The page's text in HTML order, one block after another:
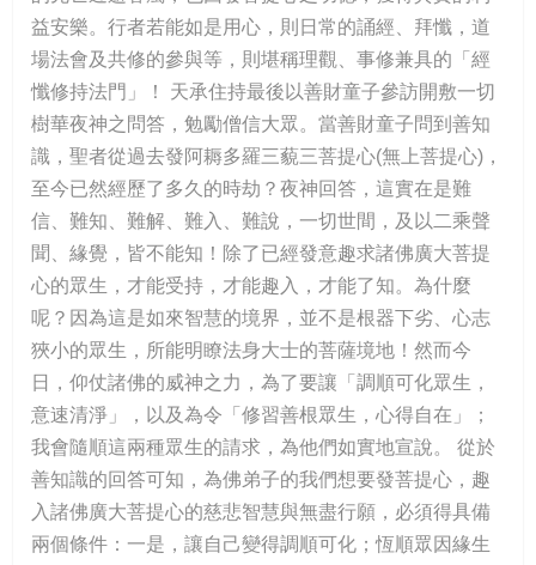
益安樂。行者若能如是用心，則日常的誦經、拜懺，道
場法會及共修的參與等，則堪稱理觀、事修兼具的「經
懺修持法門」！ 天承住持最後以善財童子參訪開敷一切
樹華夜神之問答，勉勵僧信大眾。當善財童子問到善知
識，聖者從過去發阿耨多羅三藐三菩提心(無上菩提心)，
至今已然經歷了多久的時劫？夜神回答，這實在是難
信、難知、難解、難入、難說，一切世間，及以二乘聲
聞、緣覺，皆不能知！除了已經發意趣求諸佛廣大菩提
心的眾生，才能受持，才能趣入，才能了知。為什麼
呢？因為這是如來智慧的境界，並不是根器下劣、心志
狹小的眾生，所能明瞭法身大士的菩薩境地！然而今
日，仰仗諸佛的威神之力，為了要讓「調順可化眾生，
意速清淨」，以及為令「修習善根眾生，心得自在」；
我會隨順這兩種眾生的請求，為他們如實地宣說。 從於
善知識的回答可知，為佛弟子的我們想要發菩提心，趣
入諸佛廣大菩提心的慈悲智慧與無盡行願，必須得具備
兩個條件：一是，讓自己變得調順可化；恆順眾因緣生